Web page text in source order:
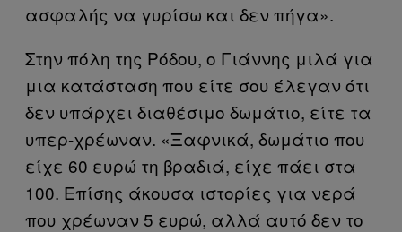
ασφαλής να γυρίσω και δεν πήγα».
Στην πόλη της Ρόδου, ο Γιάννης μιλά για
μια κατάσταση που είτε σου έλεγαν ότι
δεν υπάρχει διαθέσιμο δωμάτιο, είτε τα
υπερ-χρέωναν. «Ξαφνικά, δωμάτιο που
είχε 60 ευρώ τη βραδιά, είχε πάει στα
100. Επίσης άκουσα ιστορίες για νερά
που χρέωναν 5 ευρώ, αλλά αυτό δεν το